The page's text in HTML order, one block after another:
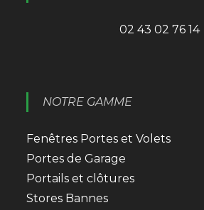
02 43 02 76 14
NOTRE GAMME
Fenêtres Portes et Volets
Portes de Garage
Portails et clôtures
Stores Bannes